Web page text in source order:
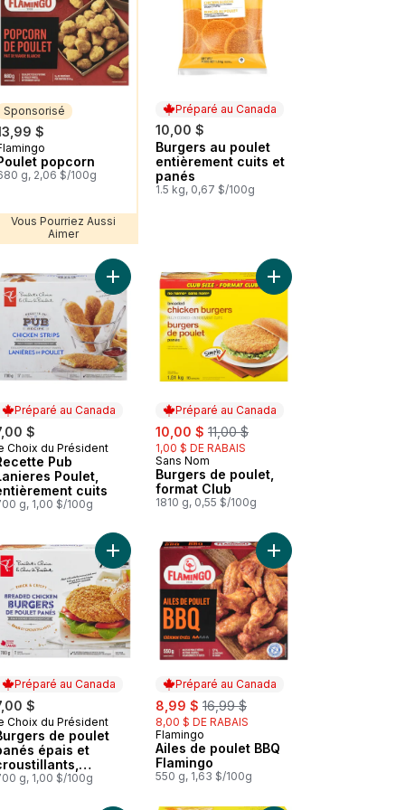
Sponsorisé
$
popcorn
g, 2,06 $/100g
Vous Pourriez Aussi
Aimer
Préparé au Canada
10,00 $
Préparé au Canada
Burgers au poulet
entièrement cuits et
panés
1.5 kg, 0,67 $/100g
pané, entièrement cuites au panier
de poulet style pub, entièrement cuites au panier
Préparé au Canada
$
au Canada
Choix du Président
Pub
Poulet,
cuits
g, 1,00 $/100g
Ajouter Recette Pub Lanieres Poulet,
Préparé au Canada
sale:
10,00 $ , formerly:
11,00 $
1,00 $ DE RABAIS
Préparé au Canada
Sans Nom
Burgers de poulet,
format Club
1810 g, 0,55 $/100g
Ajouter Burgers de
au panier
de dinde sel et poivre au panier
Préparé au Canada
$
au Canada
Choix du Président
de poulet
épais et
cuits
g, 1,00 $/100g
Ajouter Burgers de poulet panés épais et
Préparé au Canada
sale:
8,99 $ , formerly:
16,99 $
8,00 $ DE RABAIS
Préparé au Canada
Flamingo
Ailes de poulet BBQ
Flamingo
550 g, 1,63 $/100g
Ajouter Ailes de